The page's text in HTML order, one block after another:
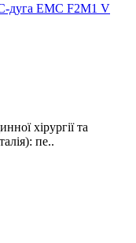
дуга EMC F2M1 V
хірургії та
пе..